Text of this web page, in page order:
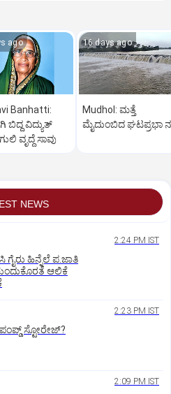
ago
Banhatti:
ಬಿದ್ದ ವಿದ್ಯುತ್
ವೃದ್ಧೆ ಸಾವು
16 days ago
Mudhol: ಮತ್ತೆ
ಮೈದುಂಬಿದ ಘಟಪ್ರಭಾ
NEWS
2:24 PM IST
ಗೈರು ಹಿನ್ನೆಲೆ ಪ.ಜಾತಿ
ಆಲಿಕೆ
2:23 PM IST
ಸ್ಟೋರೇಜ್‌?
2:09 PM IST